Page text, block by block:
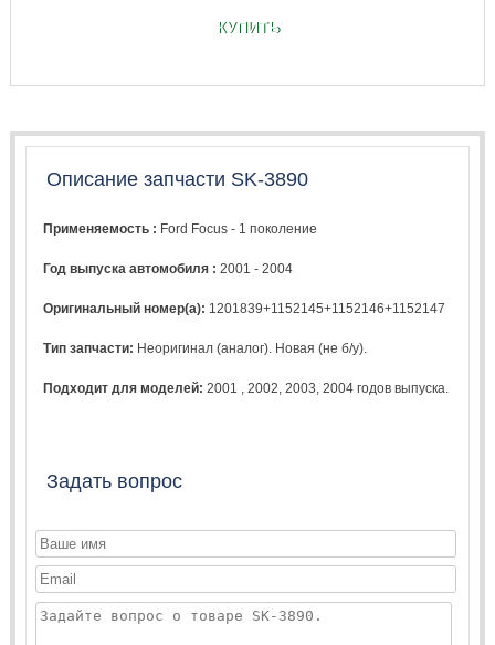
КУПИТЬ
Описание запчасти SK-3890
Применяемость : Ford Focus - 1 поколение
Год выпуска автомобиля :2001 - 2004
Оригинальный номер(а): 1201839+1152145+1152146+1152147
Тип запчасти: Неоригинал (аналог). Новая (не б/у).
Подходит для моделей: 2001 ,2002 ,2003 ,2004 годов выпуска.
Задать вопрос